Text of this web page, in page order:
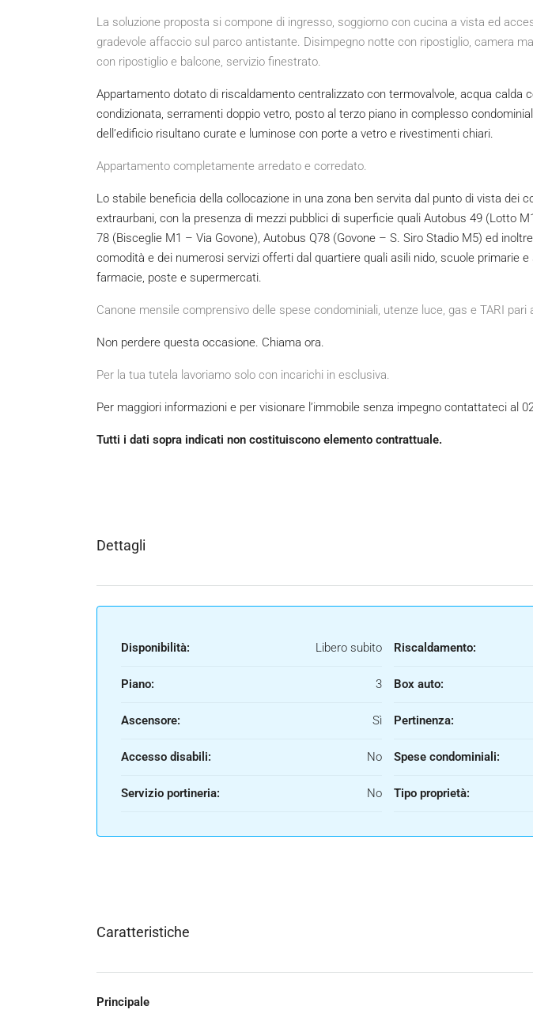
La soluzione proposta si compone di ingresso, soggiorno con cucina a vista ed
gradevole affaccio sul parco antistante. Disimpegno notte con ripostiglio, camera
con ripostiglio e balcone, servizio finestrato.
Appartamento dotato di riscaldamento centralizzato con termovalvole, acqua calda
condizionata, serramenti doppio vetro, posto al terzo piano in complesso
dell’edificio risultano curate e luminose con porte a vetro e rivestimenti chiari.
Appartamento completamente arredato e corredato.
Lo stabile beneficia della collocazione in una zona ben servita dal punto di vista dei
extraurbani, con la presenza di mezzi pubblici di superficie quali Autobus 49 (Lotto
78 (Bisceglie M1 – Via Govone), Autobus Q78 (Govone – S. Siro Stadio M5) ed
comodità e dei numerosi servizi offerti dal quartiere quali asili nido, scuole primarie e
farmacie, poste e supermercati.
Canone mensile comprensivo delle spese condominiali, utenze luce, gas e TARI pari
Non perdere questa occasione. Chiama ora.
Per la tua tutela lavoriamo solo con incarichi in esclusiva.
Per maggiori informazioni e per visionare l’immobile senza impegno contattateci al
Tutti i dati sopra indicati non costituiscono elemento contrattuale.
Dettagli
Disponibilità: Libero subito
Piano: 3
Ascensore: Sì
Accesso disabili: No
Servizio portineria: No
Riscaldamento:
Box auto:
Pertinenza:
Spese condominiali:
Tipo proprietà:
Caratteristiche
Principale